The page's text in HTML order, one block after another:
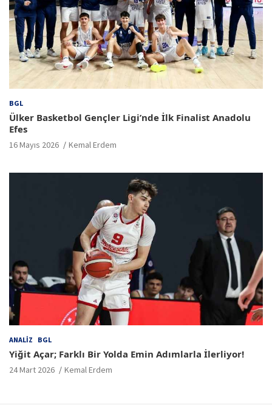
BGL
Ülker Basketbol Gençler Ligi’nde İlk Finalist Anadolu
Efes
16 Mayıs 2026 Kemal Erdem
ANALIZ BGL
Yiğit Açar; Farklı Bir Yolda Emin Adımlarla İlerliyor!
24 Mart 2026 Kemal Erdem